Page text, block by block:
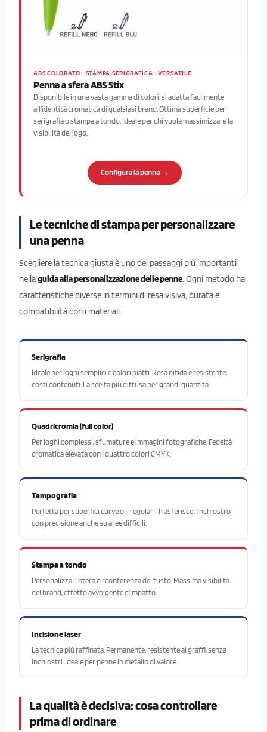
ABS COLORATO · STAMPA SERIGRAFICA · VERSATILE
Penna a sfera ABS Stix
Disponibile in una vasta gamma di colori, si adatta facilmente
all’identità cromatica di qualsiasi brand. Ottima superficie per
serigrafia o stampa a tondo. Ideale per chi vuole massimizzare la
visibilità del logo.
Configura la penna →
Le tecniche di stampa per personalizzare
una penna
Scegliere la tecnica giusta è uno dei passaggi più importanti
nellaguida alla personalizzazione delle penne. Ogni metodo ha
caratteristiche diverse in termini di resa visiva, durata e
compatibilità con i materiali.
Serigrafia
Ideale per loghi semplici e colori piatti. Resa nitida e resistente,
costi contenuti. La scelta più diffusa per grandi quantità.
Quadricromia (full color)
Per loghi complessi, sfumature e immagini fotografiche. Fedeltà
cromatica elevata con i quattro colori CMYK.
Tampografia
Perfetta per superfici curve o irregolari. Trasferisce l’inchiostro
con precisione anche su aree difficili.
Stampa a tondo
Personalizza l’intera circonferenza del fusto. Massima visibilità
del brand, effetto avvolgente d’impatto.
Incisione laser
La tecnica più raffinata. Permanente, resistente ai graffi, senza
inchiostri. Ideale per penne in metallo di valore.
La qualità è decisiva: cosa controllare
prima di ordinare